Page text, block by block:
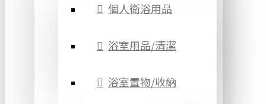
個人衛浴用品
浴室用品/清潔
浴室置物/收納